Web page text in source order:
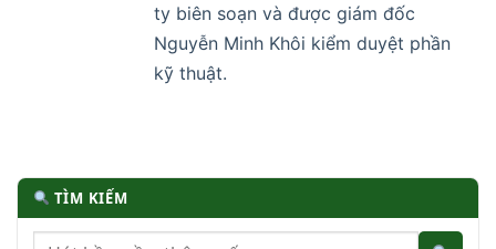
ty biên soạn và được giám đốc
Nguyễn Minh Khôi kiểm duyệt phần
kỹ thuật.
TÌM KIẾM